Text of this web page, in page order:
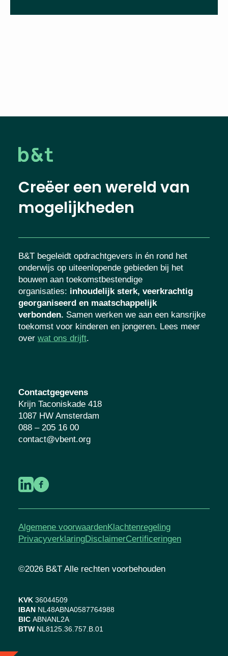
Creëer een wereld van
mogelijkheden
B&T begeleidt opdrachtgevers in én rond het
onderwijs op uiteenlopende gebieden bij het
bouwen aan toekomstbestendige
organisaties: inhoudelijk sterk, veerkrachtig
georganiseerd en maatschappelijk
verbonden. Samen werken we aan een kansrijke
toekomst voor kinderen en jongeren. Lees meer
over wat ons drijft.
Contactgegevens
Krijn Taconiskade 418
1087 HW Amsterdam
088 – 205 16 00
contact@vbent.org
Algemene voorwaardenKlachtenregeling
PrivacyverklaringDisclaimerCertificeringen
©2026 B&T Alle rechten voorbehouden
KVK 36044509
IBAN NL48ABNA0587764988
BIC ABNANL2A
BTW NL8125.36.757.B.01